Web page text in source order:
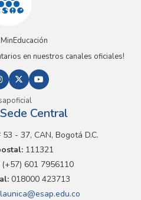
en nuestros canales oficiales!
Central
- 37, CAN, Bogotá D.C.
111321
601 7956110
018000 423713